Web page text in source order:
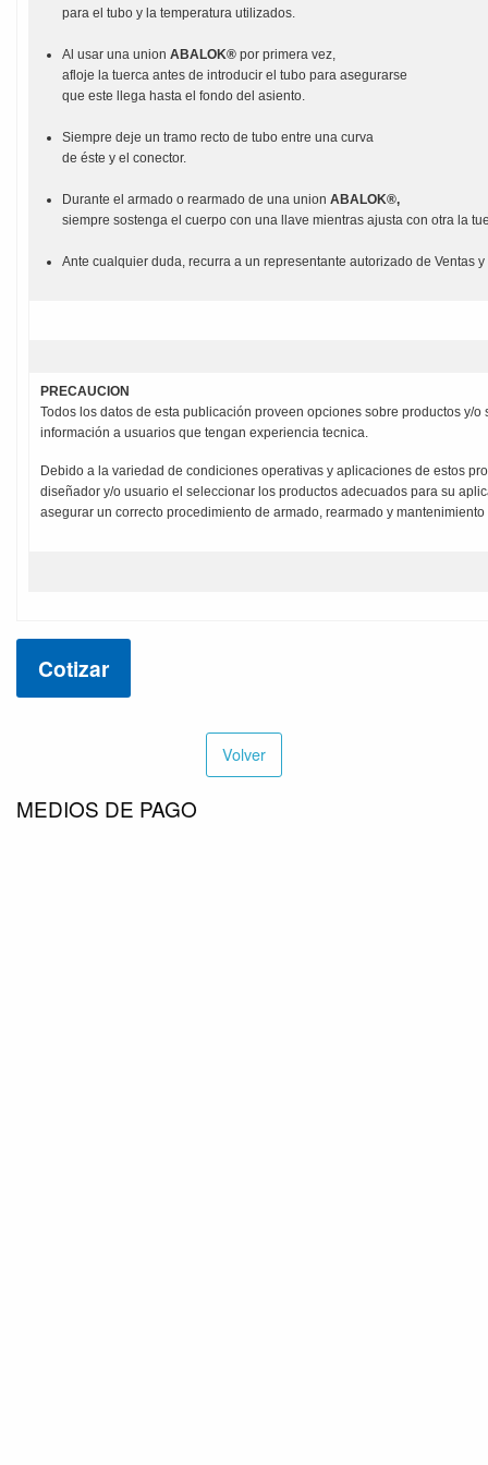
para el tubo y la temperatura utilizados.
Al usar una union ABALOK® por primera vez,
afloje la tuerca antes de introducir el tubo para asegurarse
que este llega hasta el fondo del asiento.
Siempre deje un tramo recto de tubo entre una curva
de éste y el conector.
Durante el armado o rearmado de una union ABALOK®,
siempre sostenga el cuerpo con una llave mientras ajusta con otra la
Ante cualquier duda, recurra a un representante autorizado de Ventas y
PRECAUCION
Todos los datos de esta publicación proveen opciones sobre productos y/o
información a usuarios que tengan experiencia tecnica.
Debido a la variedad de condiciones operativas y aplicaciones de estos
diseñador y/o usuario el seleccionar los productos adecuados para su
asegurar un correcto procedimiento de armado, rearmado y mantenimiento
Cotizar
Volver
MEDIOS DE PAGO